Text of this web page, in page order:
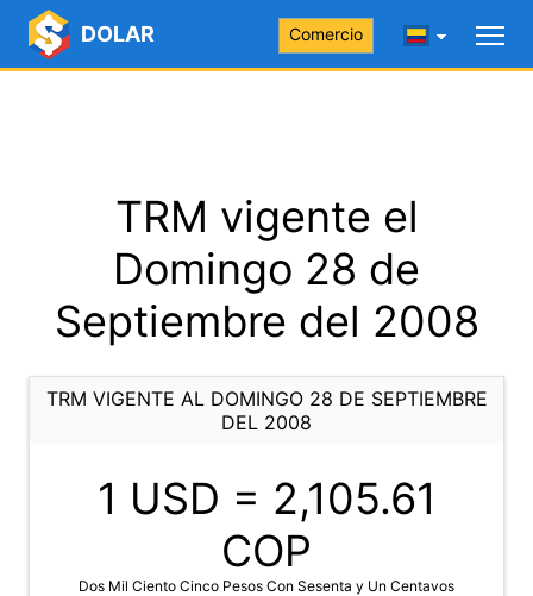
DOLAR Comercio
TRM vigente el
Domingo 28 de
Septiembre del 2008
TRM VIGENTE AL DOMINGO 28 DE SEPTIEMBRE
DEL 2008
1 USD = 2,105.61
COP
Dos Mil Ciento Cinco Pesos Con Sesenta y Un Centavos